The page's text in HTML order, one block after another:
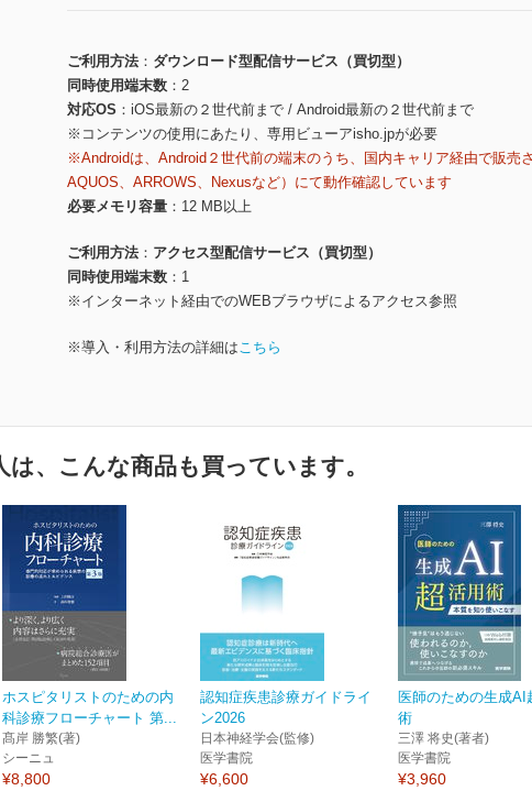
ご利用方法
ダウンロード型配信サービス（買切型）
同時使用端末数
2
対応OS
iOS最新の２世代前まで / Android最新の２世代前まで
※コンテンツの使用にあたり、専用ビューアisho.jpが必要
※Androidは、Android２世代前の端末のうち、国内キャリア経由で販売
AQUOS、ARROWS、Nexusなど）にて動作確認しています
必要メモリ容量
12 MB以上
ご利用方法
アクセス型配信サービス（買切型）
同時使用端末数
1
※インターネット経由でのWEBブラウザによるアクセス参照
※導入・利用方法の詳細はこちら
、こんな商品も買っています。
ホスピタリストのための内
科診療フローチャート 第...
髙岸 勝繁(著)
シーニュ
¥8,800
認知症疾患診療ガイドライ
ン2026
日本神経学会(監修)
医学書院
¥6,600
医師のための生成AI
術
三澤 将史(著者)
医学書院
¥3,960